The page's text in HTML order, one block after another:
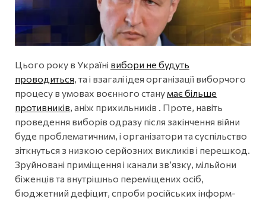
Цього року в Україні вибори не будуть
проводиться, та і взагалі ідея організації виборчого
процесу в умовах воєнного стану має більше
противників, аніж прихильників . Проте, навіть
проведення виборів одразу після закінчення війни
буде проблематичним, і організатори та суспільство
зіткнуться з низкою серйозних викликів і перешкод.
Зруйновані приміщення і канали зв’язку, мільйони
біженців та внутрішньо переміщених осіб,
бюджетний дефіцит, спроби російських інформ-